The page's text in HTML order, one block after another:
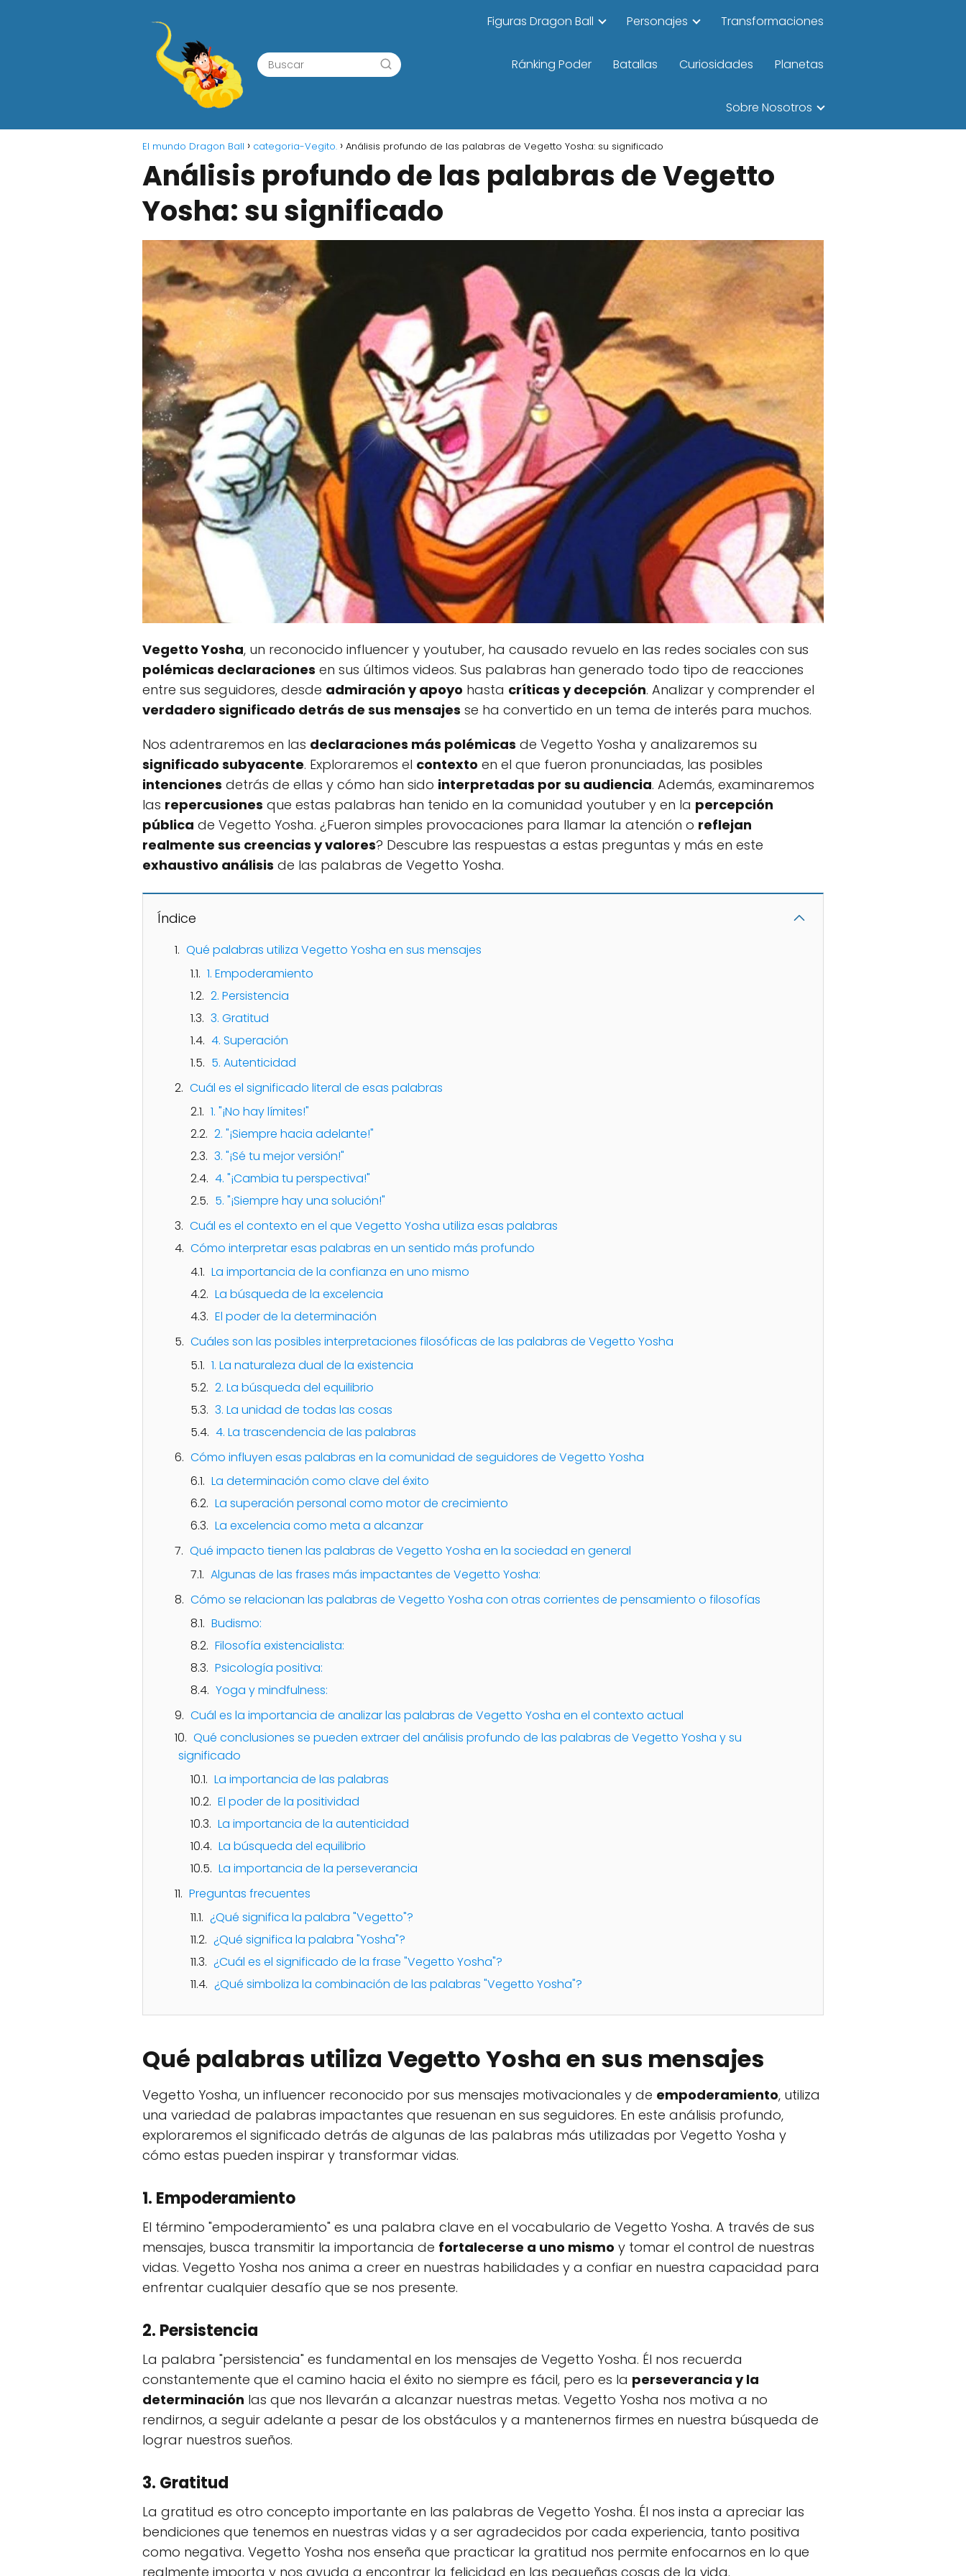
Figuras Dragon Ball Personajes Transformaciones
Ránking Poder Batallas Curiosidades Planetas
Sobre Nosotros
El mundo Dragon Ball categoria-Vegito. Análisis profundo de las palabras de Vegetto Yosha: su significado
Análisis profundo de las palabras de Vegetto
Yosha: su significado
Vegetto Yosha, un reconocido influencer y youtuber, ha causado revuelo en las redes sociales con sus
polémicas declaraciones en sus últimos videos. Sus palabras han generado todo tipo de reacciones
entre sus seguidores, desde admiración y apoyo hasta críticas y decepción. Analizar y comprender el
verdadero significado detrás de sus mensajes se ha convertido en un tema de interés para muchos.
Nos adentraremos en las declaraciones más polémicas de Vegetto Yosha y analizaremos su
significado subyacente. Exploraremos el contexto en el que fueron pronunciadas, las posibles
intenciones detrás de ellas y cómo han sido interpretadas por su audiencia. Además, examinaremos
las repercusiones que estas palabras han tenido en la comunidad youtuber y en la percepción
pública de Vegetto Yosha. ¿Fueron simples provocaciones para llamar la atención o reflejan
realmente sus creencias y valores? Descubre las respuestas a estas preguntas y más en este
exhaustivo análisis de las palabras de Vegetto Yosha.
Índice
Qué palabras utiliza Vegetto Yosha en sus mensajes
1. Empoderamiento
2. Persistencia
3. Gratitud
4. Superación
5. Autenticidad
Cuál es el significado literal de esas palabras
1. "¡No hay límites!"
2. "¡Siempre hacia adelante!"
3. "¡Sé tu mejor versión!"
4. "¡Cambia tu perspectiva!"
5. "¡Siempre hay una solución!"
Cuál es el contexto en el que Vegetto Yosha utiliza esas palabras
Cómo interpretar esas palabras en un sentido más profundo
La importancia de la confianza en uno mismo
La búsqueda de la excelencia
El poder de la determinación
Cuáles son las posibles interpretaciones filosóficas de las palabras de Vegetto Yosha
1. La naturaleza dual de la existencia
2. La búsqueda del equilibrio
3. La unidad de todas las cosas
4. La trascendencia de las palabras
Cómo influyen esas palabras en la comunidad de seguidores de Vegetto Yosha
La determinación como clave del éxito
La superación personal como motor de crecimiento
La excelencia como meta a alcanzar
Qué impacto tienen las palabras de Vegetto Yosha en la sociedad en general
Algunas de las frases más impactantes de Vegetto Yosha:
Cómo se relacionan las palabras de Vegetto Yosha con otras corrientes de pensamiento o filosofías
Budismo:
Filosofía existencialista:
Psicología positiva:
Yoga y mindfulness:
Cuál es la importancia de analizar las palabras de Vegetto Yosha en el contexto actual
Qué conclusiones se pueden extraer del análisis profundo de las palabras de Vegetto Yosha y su
significado
La importancia de las palabras
El poder de la positividad
La importancia de la autenticidad
La búsqueda del equilibrio
La importancia de la perseverancia
Preguntas frecuentes
¿Qué significa la palabra "Vegetto"?
¿Qué significa la palabra "Yosha"?
¿Cuál es el significado de la frase "Vegetto Yosha"?
¿Qué simboliza la combinación de las palabras "Vegetto Yosha"?
Qué palabras utiliza Vegetto Yosha en sus mensajes
Vegetto Yosha, un influencer reconocido por sus mensajes motivacionales y de empoderamiento, utiliza
una variedad de palabras impactantes que resuenan en sus seguidores. En este análisis profundo,
exploraremos el significado detrás de algunas de las palabras más utilizadas por Vegetto Yosha y
cómo estas pueden inspirar y transformar vidas.
1. Empoderamiento
El término "empoderamiento" es una palabra clave en el vocabulario de Vegetto Yosha. A través de sus
mensajes, busca transmitir la importancia de fortalecerse a uno mismo y tomar el control de nuestras
vidas. Vegetto Yosha nos anima a creer en nuestras habilidades y a confiar en nuestra capacidad para
enfrentar cualquier desafío que se nos presente.
2. Persistencia
La palabra "persistencia" es fundamental en los mensajes de Vegetto Yosha. Él nos recuerda
constantemente que el camino hacia el éxito no siempre es fácil, pero es la perseverancia y la
determinación las que nos llevarán a alcanzar nuestras metas. Vegetto Yosha nos motiva a no
rendirnos, a seguir adelante a pesar de los obstáculos y a mantenernos firmes en nuestra búsqueda de
lograr nuestros sueños.
3. Gratitud
La gratitud es otro concepto importante en las palabras de Vegetto Yosha. Él nos insta a apreciar las
bendiciones que tenemos en nuestras vidas y a ser agradecidos por cada experiencia, tanto positiva
como negativa. Vegetto Yosha nos enseña que practicar la gratitud nos permite enfocarnos en lo que
realmente importa y nos ayuda a encontrar la felicidad en las pequeñas cosas de la vida.